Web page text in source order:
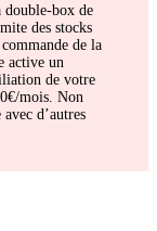
double-box de
des stocks
de la
active un
de votre
mois. Non
d’autres